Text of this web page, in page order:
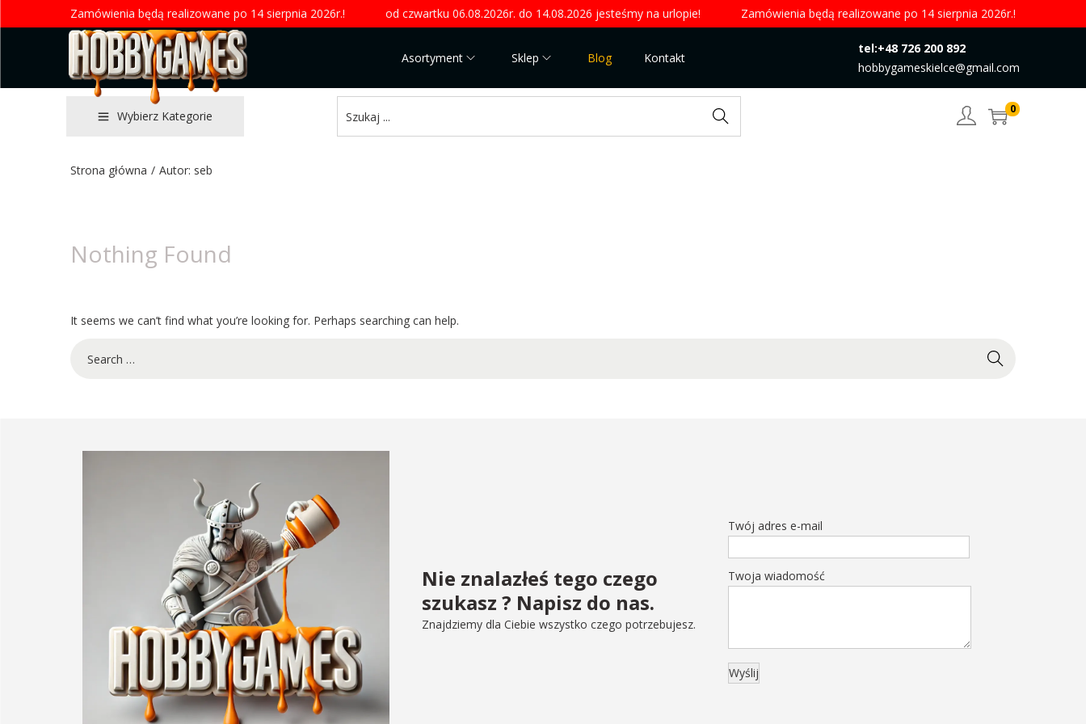
Zamówienia będą realizowane po 14 sierpnia 2026r.! od czwartku 06.08.2026r. do 14.08.2026 jesteśmy na urlopie! Zamówienia będą realizowane po 14 sierpnia 2026r.!
Asortyment Sklep Blog Kontakt
tel:+48 726 200 892
hobbygameskielce@gmail.com
Wybierz Kategorie Search 0
Strona główna / Autor: seb
Nothing Found
It seems we can’t find what you’re looking for. Perhaps searching can help.
Nie znalazłeś tego czego
szukasz ? Napisz do nas.
Znajdziemy dla Ciebie wszystko czego potrzebujesz.
Twój adres e-mail
Twoja wiadomość